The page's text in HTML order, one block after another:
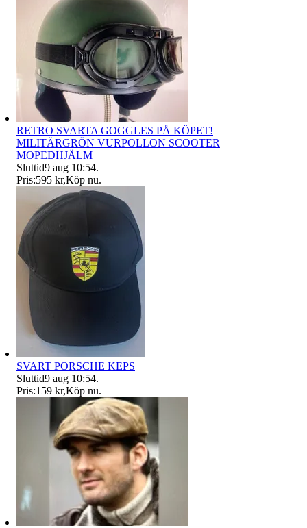
RETRO SVARTA GOGGLES PÅ KÖPET!
MILITÄRGRÖN VURPOLLON SCOOTER
MOPEDHJÄLM
Sluttid9 aug 10:54.
Pris:595 kr,Köp nu.
SVART PORSCHE KEPS
Sluttid9 aug 10:54.
Pris:159 kr,Köp nu.